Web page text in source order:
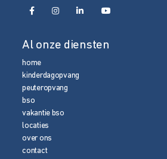
Al onze diensten
home
kinderdagopvang
peuteropvang
bso
vakantie bso
locaties
over ons
contact